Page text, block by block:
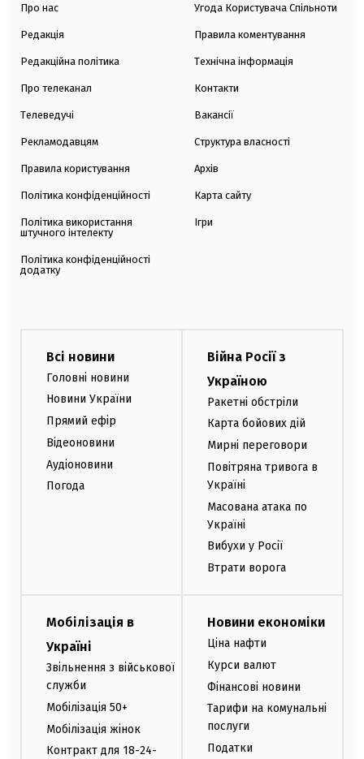
Про нас
Редакція
Редакційна політика
Про телеканал
Телеведучі
Рекламодавцям
Правила користування
Політика конфіденційності
Політика використання
штучного інтелекту
Політика конфіденційності
додатку
Угода Користувача Спільноти
Правила коментування
Технічна інформація
Контакти
Вакансії
Структура власності
Архів
Карта сайту
Ігри
Всі новини
Головні новини
Новини України
Прямий ефір
Відеоновини
Аудіоновини
Погода
Війна Росії з
Україною
Ракетні обстріли
Карта бойових дій
Мирні переговори
Повітряна тривога в
Україні
Масована атака по
Україні
Вибухи у Росії
Втрати ворога
Мобілізація в
Україні
Звільнення з військової
служби
Мобілізація 50+
Мобілізація жінок
Контракт для 18-24-
Новини економіки
Ціна нафти
Курси валют
Фінансові новини
Тарифи на комунальні
послуги
Податки